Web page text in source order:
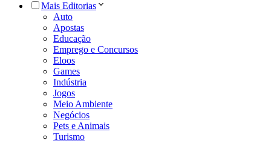
Mais Editorias
Auto
Apostas
Educação
Emprego e Concursos
Eloos
Games
Indústria
Jogos
Meio Ambiente
Negócios
Pets e Animais
Turismo